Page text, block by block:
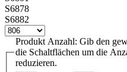
S6878
S6882
Produkt Anzahl: Gib den
die Schaltflächen um die
reduzieren.